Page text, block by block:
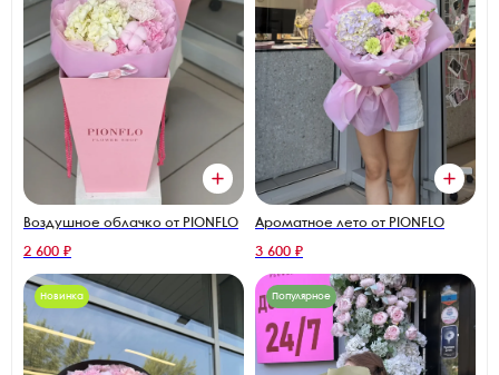
Воздушное облачко от PIONFLO
2 600 ₽
Ароматное лето от PIONFLO
3 600 ₽
Новинка Популярное